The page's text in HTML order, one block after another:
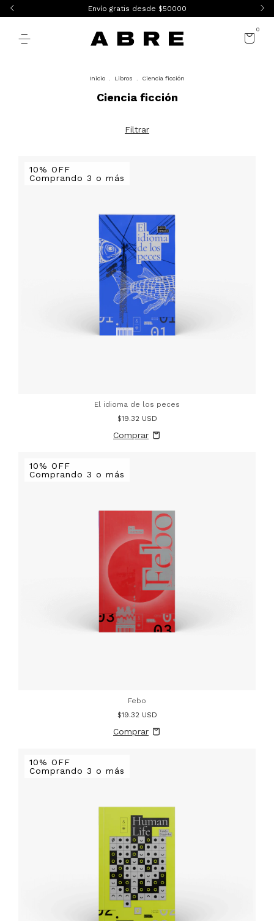
Envío gratis desde $50000
0
Inicio Libros Ciencia ficción
Ciencia ficción
Filtrar
10% OFF
Comprando 3 o más
El idioma de los peces
$19.32 USD
10% OFF
Comprando 3 o más
Febo
$19.32 USD
10% OFF
Comprando 3 o más